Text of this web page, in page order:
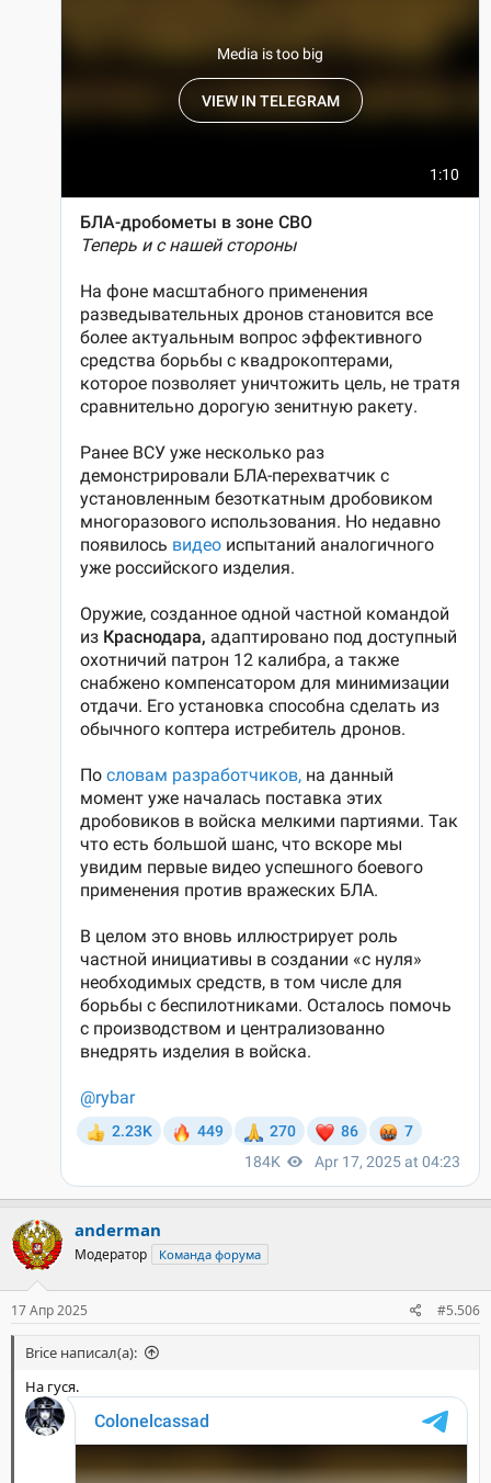
anderman
Модератор Команда форума
17 Апр 2025 #5.506
Brice написал(а):
На гуся.